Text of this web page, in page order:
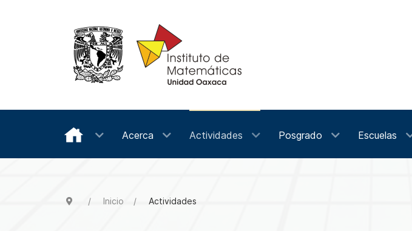
Acerca Actividades Posgrado Escuelas
Inicio Actividades